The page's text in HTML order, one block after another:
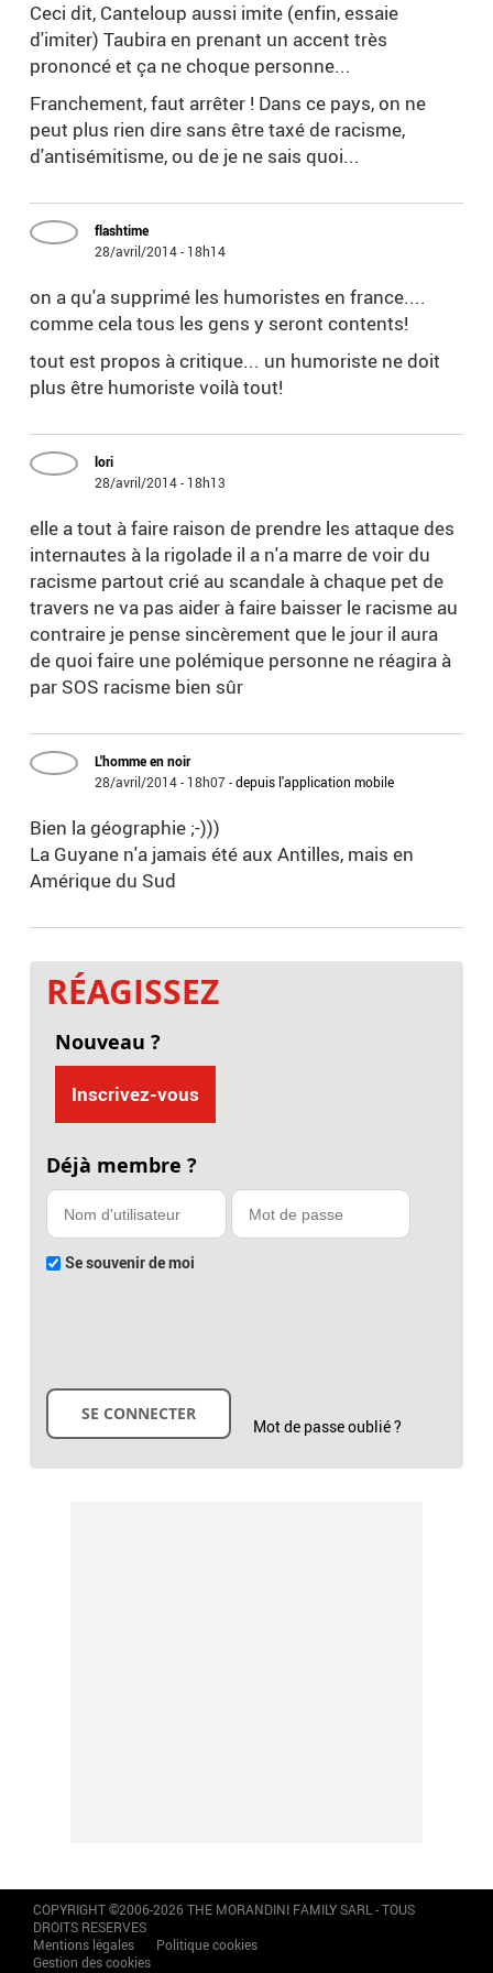
Ceci dit, Canteloup aussi imite (enfin, essaie
d'imiter) Taubira en prenant un accent très
prononcé et ça ne choque personne...
Franchement, faut arrêter ! Dans ce pays, on ne
peut plus rien dire sans être taxé de racisme,
d'antisémitisme, ou de je ne sais quoi...
flashtime
28/avril/2014 - 18h14
on a qu'a supprimé les humoristes en france....
comme cela tous les gens y seront contents!
tout est propos à critique... un humoriste ne doit
plus être humoriste voilà tout!
lori
28/avril/2014 - 18h13
elle a tout à faire raison de prendre les attaque des
internautes à la rigolade il a n'a marre de voir du
racisme partout crié au scandale à chaque pet de
travers ne va pas aider à faire baisser le racisme au
contraire je pense sincèrement que le jour il aura
de quoi faire une polémique personne ne réagira à
par SOS racisme bien sûr
L'homme en noir
28/avril/2014 - 18h07-depuis l'application mobile
Bien la géographie ;-)))
La Guyane n'a jamais été aux Antilles, mais en
Amérique du Sud
RÉAGISSEZ
Nouveau ?
Inscrivez-vous
Déjà membre ?
Se souvenir de moi
Mot de passe oublié ?
COPYRIGHT ©2006-2026 THE MORANDINI FAMILY SARL - TOUS
DROITS RESERVES
Mentions légales
Politique cookies
Gestion des cookies